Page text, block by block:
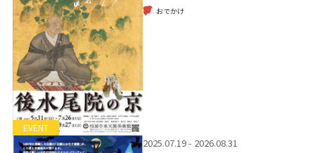
EVENT
おでかけ
2025.07.19 - 2026.08.31